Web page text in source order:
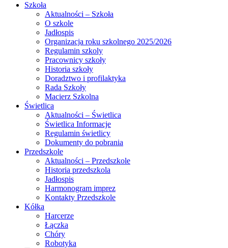
Szkoła
Aktualności – Szkoła
O szkole
Jadłospis
Organizacja roku szkolnego 2025/2026
Regulamin szkoly
Pracownicy szkoły
Historia szkoły
Doradztwo i profilaktyka
Rada Szkoły
Macierz Szkolna
Świetlica
Aktualności – Świetlica
Świetlica Informacje
Regulamin świetlicy
Dokumenty do pobrania
Przedszkole
Aktualności – Przedszkole
Historia przedszkola
Jadłospis
Harmonogram imprez
Kontakty Przedszkole
Kółka
Harcerze
Łączka
Chóry
Robotyka